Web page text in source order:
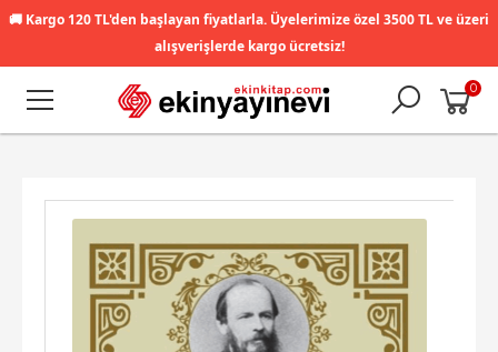
🚚 Kargo 120 TL'den başlayan fiyatlarla. Üyelerimize özel 3500 TL ve üzeri
alışverişlerde kargo ücretsiz!
0